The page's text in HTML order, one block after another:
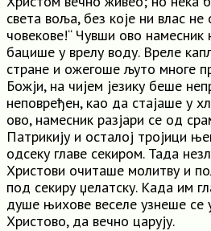
света воља, без које ни влас не
човекове!“ Чувши ово намесник
бацише у врелу воду. Вреле
стране и ожегоше љуто многе
Божји, на чијем језику беше
неповређен, као да стајаше у
ово, намесник разјари се од
Патрикију и осталој тројици
одсеку главе секиром. Тада
Христови очиташе молитву и
под секиру џелатску. Када им
душе њихове веселе узнеше се
Христово, да вечно царују.